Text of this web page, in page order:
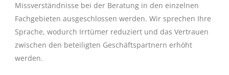
Missverständnisse bei der Beratung in den einzelnen
Fachgebieten ausgeschlossen werden. Wir sprechen Ihre
Sprache, wodurch Irrtümer reduziert und das Vertrauen
zwischen den beteiligten Geschäftspartnern erhöht
werden.